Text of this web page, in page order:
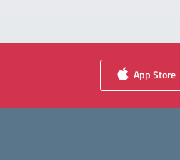
App Store